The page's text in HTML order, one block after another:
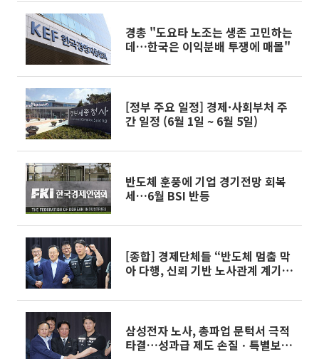
경총 "도요타 노조는 생존 고민하는
데…한국은 이익분배 투쟁에 매몰"
[정부 주요 일정] 경제·사회부처 주
간 일정 (6월 1일 ~ 6월 5일)
반도체 훈풍에 기업 경기전망 회복
세…6월 BSI 반등
[종합] 경제단체들 “반도체 멈춤 막
아 다행, 신뢰 기반 노사관계 계기
삼성전자 노사, 총파업 문턱서 극적
타결…성과급 제도 손질ㆍ특별보상